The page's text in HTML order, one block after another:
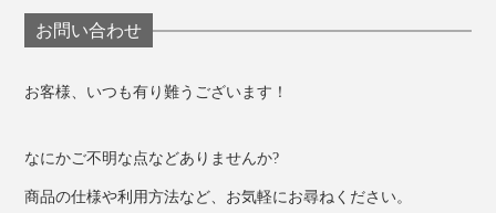
お問い合わせ
お客様、いつも有り難うございます！
なにかご不明な点などありませんか?
商品の仕様や利用方法など、お気軽にお尋ねください。